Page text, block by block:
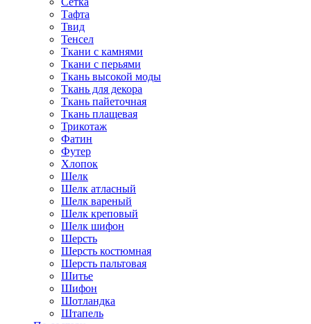
Тафта
Твид
Тенсел
Ткани с камнями
Ткани с перьями
Ткань высокой моды
Ткань для декора
Ткань пайеточная
Ткань плащевая
Трикотаж
Фатин
Футер
Хлопок
Шелк
Шелк атласный
Шелк вареный
Шелк креповый
Шелк шифон
Шерсть
Шерсть костюмная
Шерсть пальтовая
Шитье
Шифон
Шотландка
Штапель